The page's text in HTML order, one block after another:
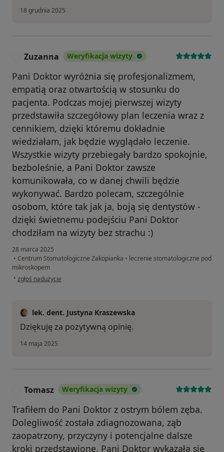
18 grudnia 2025
Zuzanna Weryfikacja wizyty
Pani Doktor wyróżnia się profesjonalizmem,
empatią oraz otwartością w stosunku do
pacjenta. Podczas mojej pierwszej wizyty
przedstawiła szczegółowy plan leczenia wraz z
cennikiem, dzięki któremu dokładnie
wiedziałam, jak będzie wyglądało leczenie.
Wszystkie wizyty przebiegały bardzo spokojnie,
bezboleśnie, a Pani Doktor zawsze
komunikowała, co w danej chwili będzie
wykonywać. Bardzo polecam, szczególnie
osobom, które tak jak ja, boją się dentystów -
dzięki świetnemu podejściu Pani Doktor
chodziłam na wizyty bez strachu :)
28 marca 2025
• Centrum Stomatologiczne Zakopianka • leczenie stomatologiczne pod
mikroskopem
• w opinii użytkownika Zuzanna
zgłoś nadużycie
lek. dent. Justyna Kraszewska
Dziękuję za pozytywną opinię.
14 maja 2025
Tomasz Weryfikacja wizyty
Trafiłem do Pani Doktor z ostrym bólem zęba.
Dolegliwość została zdiagnozowana, ząb
zaopatrzony, przyczyny i potencjalne dalsze
kroki przedstawione. Pani Doktor wykazała się